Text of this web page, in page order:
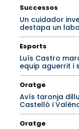
Successos
Un cuidador
destapa un
Esports
Luís Castro
equip aguerrit i
Oratge
Avís taronja
Castelló i
Oratge